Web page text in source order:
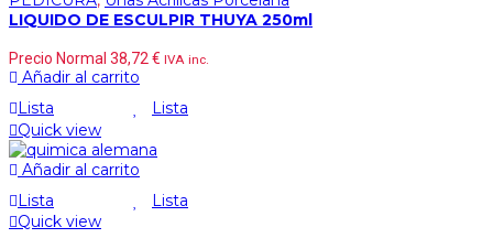
LIQUIDO DE ESCULPIR THUYA 250ml
Precio Normal 38,72€ IVA inc.
Añadir al carrito
Lista
Lista
Quick view
Añadir al carrito
Lista
Lista
Quick view